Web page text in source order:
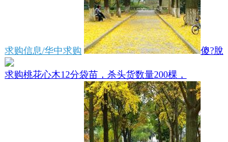
求购信息/华中求购 傻?脫
求购桃花心木12分袋苗，杀头货数量200棵，